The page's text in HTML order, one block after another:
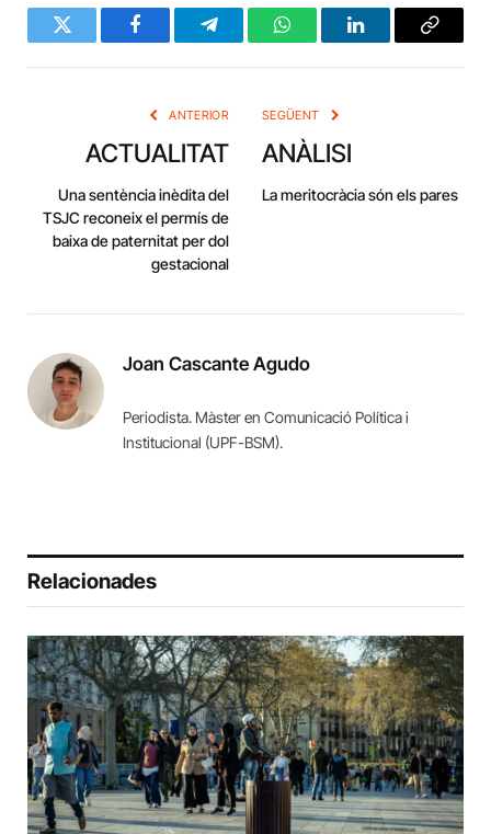
Twitter FacebookTelegramWhatsAppLinkedInCopy
ANTERIOR
ACTUALITAT
Una sentència inèdita del
TSJC reconeix el permís de
baixa de paternitat per dol
gestacional
SEGÜENT
ANÀLISI
La meritocràcia són els pares
Joan Cascante Agudo
Periodista. Màster en Comunicació Política i
Institucional (UPF-BSM).
Relacionades